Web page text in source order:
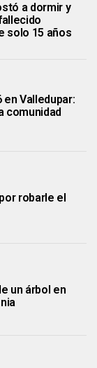
a dormir y
solo 15 años
Valledupar:
comunidad
robarle el
un árbol en